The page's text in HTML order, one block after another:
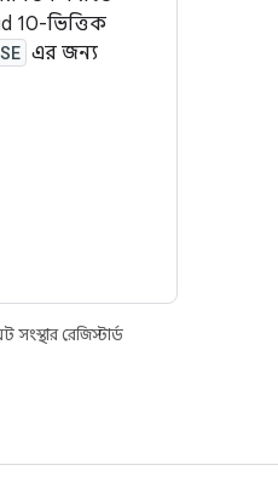
10-ভিত্তিক
এর জন্য
রেজিস্টার্ড